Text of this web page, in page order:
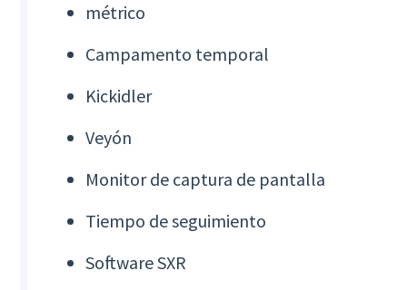
métrico
Campamento temporal
Kickidler
Veyón
Monitor de captura de pantalla
Tiempo de seguimiento
Software SXR